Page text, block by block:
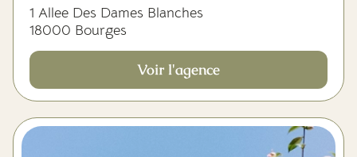
1 Allee Des Dames Blanches
18000 Bourges
Voir l'agence